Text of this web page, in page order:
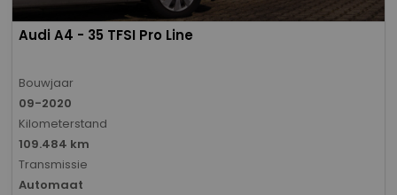
Audi A4 - 35 TFSI Pro Line
Bouwjaar
09-2020
Kilometerstand
109.484 km
Transmissie
Automaat